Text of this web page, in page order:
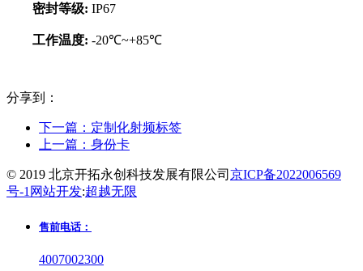
密封等级: IP67
工作温度: -20℃~+85℃
分享到：
下一篇： 定制化射频标签
上一篇： 身份卡
© 2019 北京开拓永创科技发展有限公司 京ICP备2022006569
号-1 网站开发:超越无限
售前电话：
4007002300